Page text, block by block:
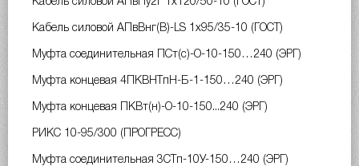
Кабель силовой АПвВнг(B)-LS 1х95/35-10 (ГОСТ)
Муфта соединительная ПСт(с)-О-10-150…240 (ЭРГ)
Муфта концевая 4ПКВНТпН-Б-1-150…240 (ЭРГ)
Муфта концевая ПКВт(н)-О-10-150...240 (ЭРГ)
РИКС 10-95/300 (ПРОГРЕСС)
Муфта соединительная 3СТп-10У-150…240 (ЭРГ)